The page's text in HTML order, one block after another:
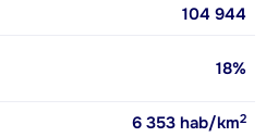
104 944
18%
6 353 hab/km2